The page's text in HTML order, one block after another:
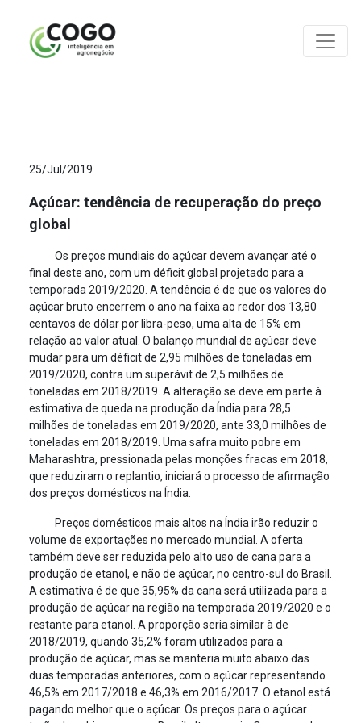
25/Jul/2019
Açúcar: tendência de recuperação do preço
global
Os preços mundiais do açúcar devem avançar até o
final deste ano, com um déficit global projetado para a
temporada 2019/2020. A tendência é de que os valores do
açúcar bruto encerrem o ano na faixa ao redor dos 13,80
centavos de dólar por libra-peso, uma alta de 15% em
relação ao valor atual. O balanço mundial de açúcar deve
mudar para um déficit de 2,95 milhões de toneladas em
2019/2020, contra um superávit de 2,5 milhões de
toneladas em 2018/2019. A alteração se deve em parte à
estimativa de queda na produção da Índia para 28,5
milhões de toneladas em 2019/2020, ante 33,0 milhões de
toneladas em 2018/2019. Uma safra muito pobre em
Maharashtra, pressionada pelas monções fracas em 2018,
que reduziram o replantio, iniciará o processo de afirmação
dos preços domésticos na Índia.
Preços domésticos mais altos na Índia irão reduzir o
volume de exportações no mercado mundial. A oferta
também deve ser reduzida pelo alto uso de cana para a
produção de etanol, e não de açúcar, no centro-sul do Brasil.
A estimativa é de que 35,95% da cana será utilizada para a
produção de açúcar na região na temporada 2019/2020 e o
restante para etanol. A proporção seria similar à de
2018/2019, quando 35,2% foram utilizados para a
produção de açúcar, mas se manteria muito abaixo das
duas temporadas anteriores, com o açúcar representando
46,5% em 2017/2018 e 46,3% em 2016/2017. O etanol está
pagando melhor que o açúcar. Os preços para o açúcar